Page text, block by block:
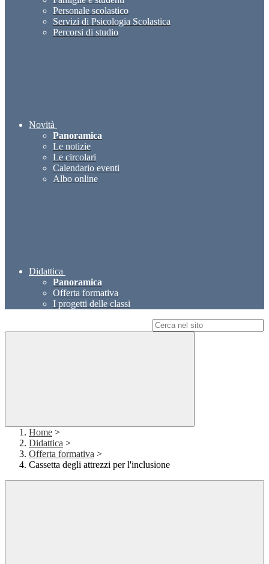
Personale scolastico
Servizi di Psicologia Scolastica
Percorsi di studio
Novità
Panoramica
Le notizie
Le circolari
Calendario eventi
Albo online
Didattica
Panoramica
Offerta formativa
I progetti delle classi
Home >
Didattica >
Offerta formativa >
Cassetta degli attrezzi per l'inclusione